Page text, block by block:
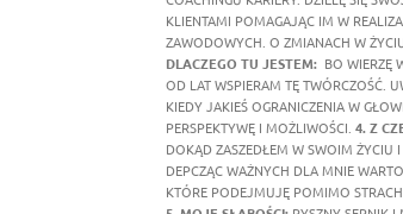
KLIENTAMI POMAGAJĄC IM W
ZAWODOWYCH. O ZMIANACH W
DLACZEGO TU JESTEM: BO WIERZĘ
OD LAT WSPIERAM TĘ TWÓRCZOŚĆ.
KIEDY JAKIEŚ OGRANICZENIA W
PERSPEKTYWĘ I MOŻLIWOŚCI. 4. Z
DOKĄD ZASZEDŁEM W SWOIM ŻYCIU
DEPCZĄC WAŻNYCH DLA MNIE
KTÓRE PODEJMUJĘ POMIMO